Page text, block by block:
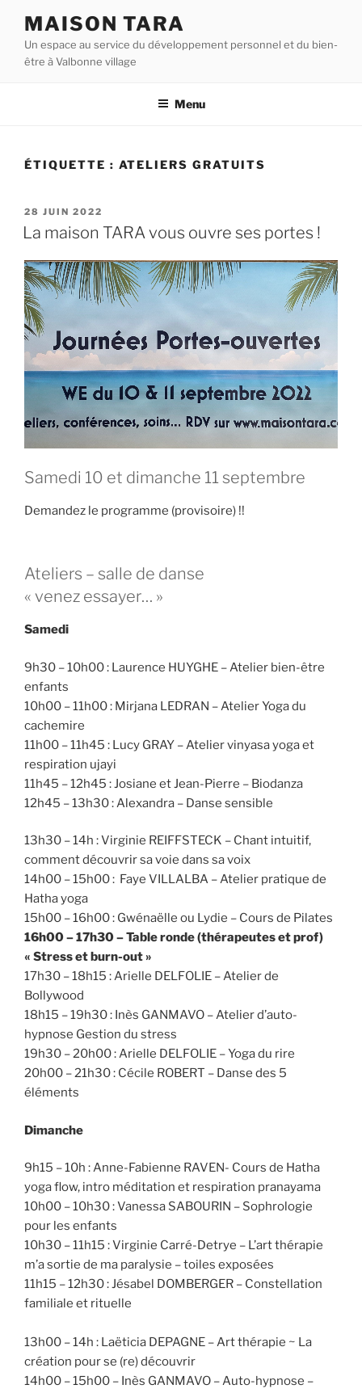
contenu
principal
MAISON TARA
Un espace au service du développement personnel et du bien-
être à Valbonne village
Menu
ÉTIQUETTE : ATELIERS GRATUITS
PUBLIÉ
LE
28 JUIN 2022
La maison TARA vous ouvre ses portes !
Samedi 10 et dimanche 11 septembre
Demandez le programme (provisoire) !!
Ateliers – salle de danse
« venez essayer… »
Samedi
9h30 – 10h00 : Laurence HUYGHE – Atelier bien-être
enfants
10h00 – 11h00 : Mirjana LEDRAN – Atelier Yoga du
cachemire
11h00 – 11h45 : Lucy GRAY – Atelier vinyasa yoga et
respiration ujayi
11h45 – 12h45 : Josiane et Jean-Pierre – Biodanza
12h45 – 13h30 : Alexandra – Danse sensible
13h30 – 14h : Virginie REIFFSTECK – Chant intuitif,
comment découvrir sa voie dans sa voix
14h00 – 15h00 : Faye VILLALBA – Atelier pratique de
Hatha yoga
15h00 – 16h00 : Gwénaëlle ou Lydie – Cours de Pilates
16h00 – 17h30 – Table ronde (thérapeutes et prof)
« Stress et burn-out »
17h30 – 18h15 : Arielle DELFOLIE – Atelier de
Bollywood
18h15 – 19h30 : Inès GANMAVO – Atelier d’auto-
hypnose Gestion du stress
19h30 – 20h00 : Arielle DELFOLIE – Yoga du rire
20h00 – 21h30 : Cécile ROBERT – Danse des 5
éléments
Dimanche
9h15 – 10h : Anne-Fabienne RAVEN- Cours de Hatha
yoga flow, intro méditation et respiration pranayama
10h00 – 10h30 : Vanessa SABOURIN – Sophrologie
pour les enfants
10h30 – 11h15 : Virginie Carré-Detrye – L’art thérapie
m’a sortie de ma paralysie – toiles exposées
11h15 – 12h30 : Jésabel DOMBERGER – Constellation
familiale et rituelle
13h00 – 14h : Laëticia DEPAGNE – Art thérapie ~ La
création pour se (re) découvrir
14h00 – 15h00 – Inès GANMAVO – Auto-hypnose –